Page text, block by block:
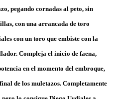
pegando cornadas al peto, sin
con una arrancada de toro
con un toro que embiste con la
Compleja el inicio de faena,
en el momento del embroque,
de los muletazos. Completamente